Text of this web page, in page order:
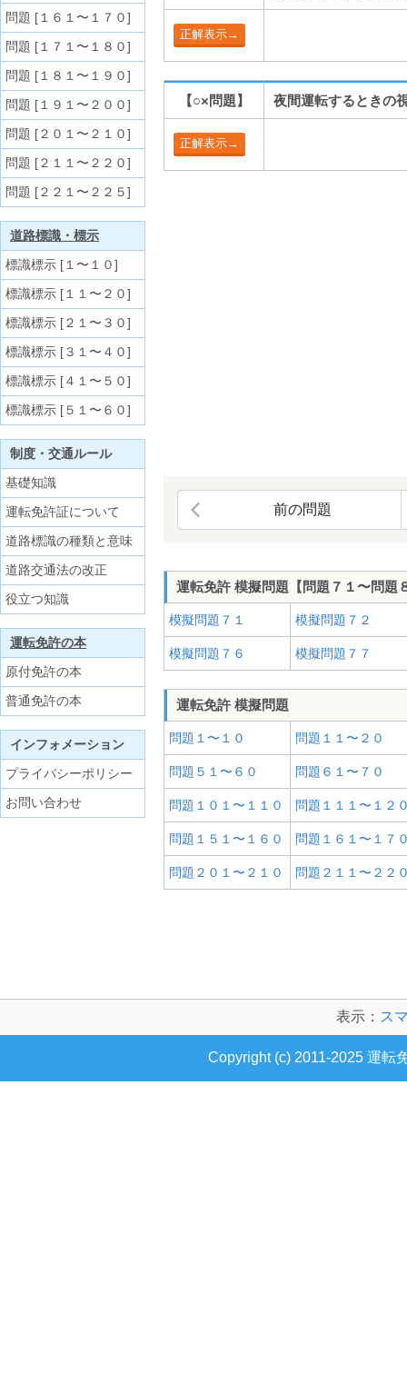
【○×問題】 夜間運転するときの
前の問題
運転免許 模擬問題【問題７１〜問題
模擬問題７１ 模擬問題７２
模擬問題７６ 模擬問題７７
運転免許 模擬問題
問題１〜１０ 問題１１〜２０
問題５１〜６０ 問題６１〜７０
問題１０１〜１１０ 問題１１１〜１２
問題１５１〜１６０ 問題１６１〜１７
問題２０１〜２１０ 問題２１１〜２２
問題 [１６１〜１７０]
問題 [１７１〜１８０]
問題 [１８１〜１９０]
問題 [１９１〜２００]
問題 [２０１〜２１０]
問題 [２１１〜２２０]
問題 [２２１〜２２５]
道路標識・標示
標識標示 [１〜１０]
標識標示 [１１〜２０]
標識標示 [２１〜３０]
標識標示 [３１〜４０]
標識標示 [４１〜５０]
標識標示 [５１〜６０]
制度・交通ルール
基礎知識
運転免許証について
道路標識の種類と意味
道路交通法の改正
役立つ知識
運転免許の本
原付免許の本
普通免許の本
インフォメーション
プライバシーポリシー
お問い合わせ
表示： ス
Copyright (c) 2011-2025 運